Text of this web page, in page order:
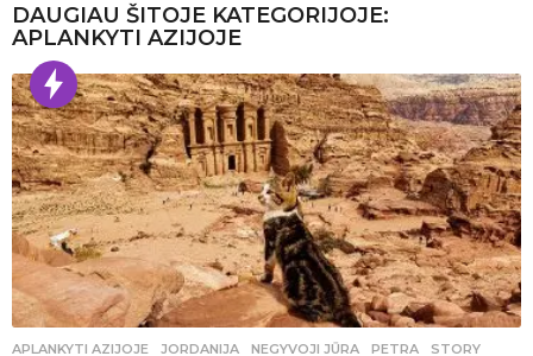
DAUGIAU ŠITOJE KATEGORIJOJE:
APLANKYTI AZIJOJE
APLANKYTI AZIJOJE JORDANIJA ,NEGYVOJI JŪRA ,PETRA ,STORY